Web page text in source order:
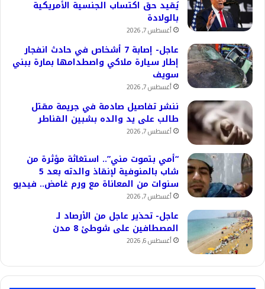
يُقيد حق اكتساب الجنسية الأمريكية
بالولادة
أغسطس 7, 2026
عاجل- إصابة 7 أشخاص في حادث انفجار
إطار سيارة ملاكي واصطدامها بمارة ببني
سويف
أغسطس 7, 2026
ننشر تفاصيل صادمة في جريمة مقتل
طالب على يد والده بشبين القناطر
أغسطس 7, 2026
“أمي بتموت مني”.. استغاثة مؤثرة من
شاب بالمنوفية لإنقاذ والدته بعد 5
سنوات من المعاناة مع ورم غامض.. فيديو
أغسطس 7, 2026
عاجل- تحذير عاجل من الأرصاد لـ
المصطافين على شوطئ 8 مدن
أغسطس 6, 2026